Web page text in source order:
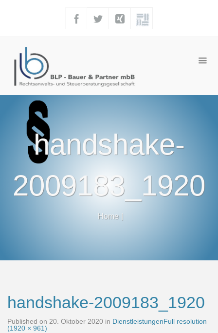
handshake-
2009183_1920
Home |
handshake-2009183_1920
Published on 20. Oktober 2020 in DienstleistungenFull resolution
(1920 × 961)